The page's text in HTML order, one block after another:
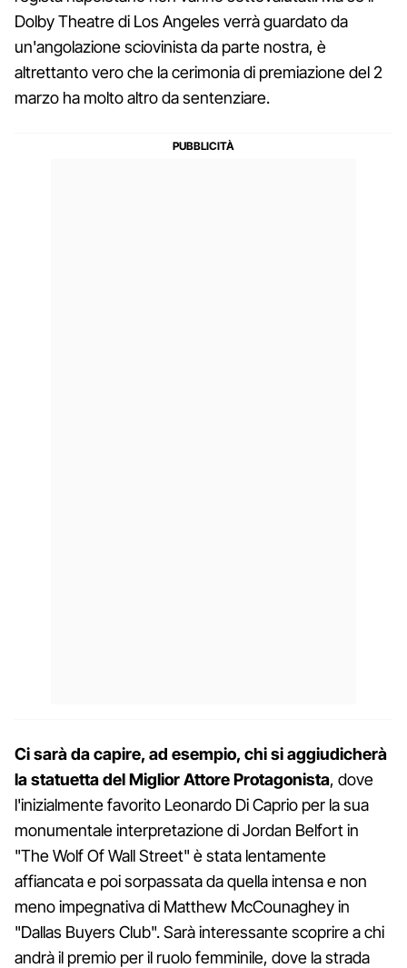
Dolby Theatre di Los Angeles verrà guardato da
un'angolazione sciovinista da parte nostra, è
altrettanto vero che la cerimonia di premiazione del 2
marzo ha molto altro da sentenziare.
Ci sarà da capire, ad esempio, chi si aggiudicherà
la statuetta del Miglior Attore Protagonista, dove
l'inizialmente favorito Leonardo Di Caprio per la sua
monumentale interpretazione di Jordan Belfort in
"The Wolf Of Wall Street" è stata lentamente
affiancata e poi sorpassata da quella intensa e non
meno impegnativa di Matthew McCounaghey in
"Dallas Buyers Club". Sarà interessante scoprire a chi
andrà il premio per il ruolo femminile, dove la strada